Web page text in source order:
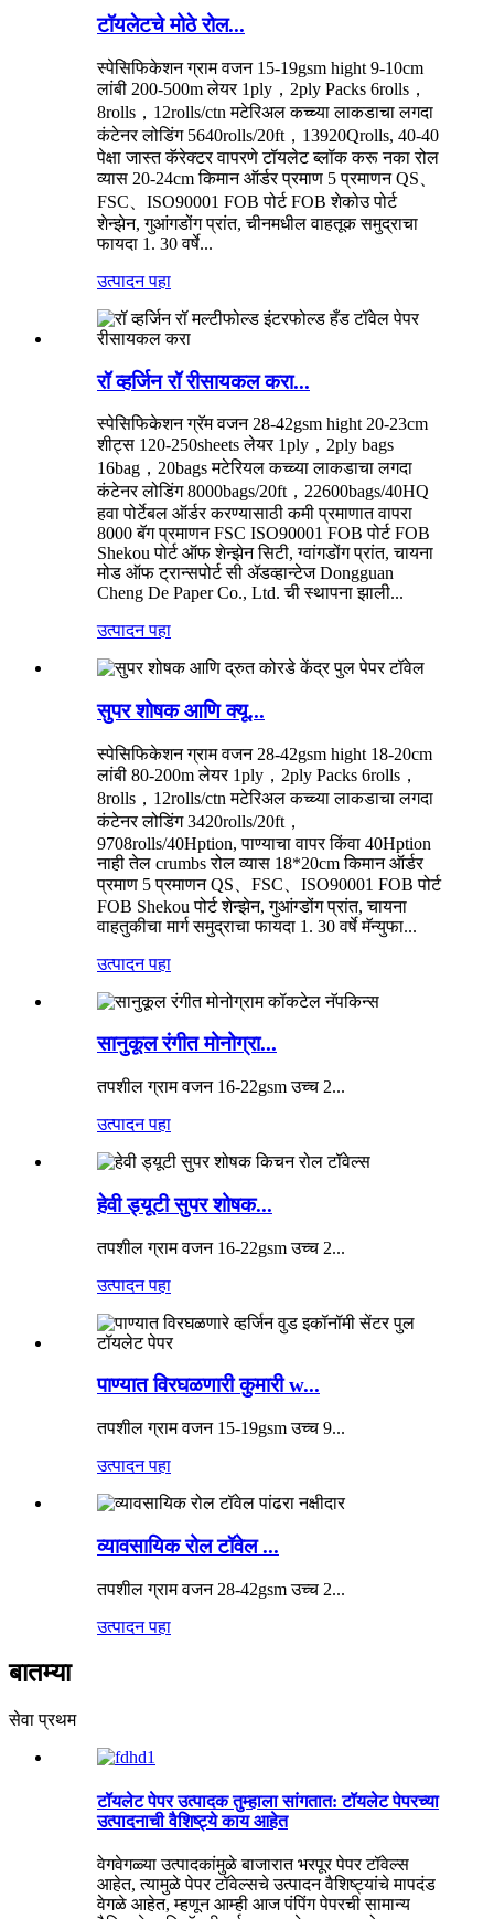
टॉयलेटचे मोठे रोल...
स्पेसिफिकेशन ग्राम वजन 15-19gsm hight 9-10cm
लांबी 200-500m लेयर 1ply，2ply Packs 6rolls，
8rolls，12rolls/ctn मटेरिअल कच्च्या लाकडाचा लगदा
कंटेनर लोडिंग 5640rolls/20ft，13920Qrolls, 40-40
पेक्षा जास्त कॅरेक्टर वापरणे टॉयलेट ब्लॉक करू नका रोल
व्यास 20-24cm किमान ऑर्डर प्रमाण 5 प्रमाणन QS、
FSC、ISO90001 FOB पोर्ट FOB शेकोउ पोर्ट
शेन्झेन, गुआंगडोंग प्रांत, चीनमधील वाहतूक समुद्राचा
फायदा 1. 30 वर्षे...
उत्पादन पहा
रॉ व्हर्जिन रॉ रीसायकल करा...
स्पेसिफिकेशन ग्रॅम वजन 28-42gsm hight 20-23cm
शीट्स 120-250sheets लेयर 1ply，2ply bags
16bag，20bags मटेरियल कच्च्या लाकडाचा लगदा
कंटेनर लोडिंग 8000bags/20ft，22600bags/40HQ
हवा पोर्टेबल ऑर्डर करण्यासाठी कमी प्रमाणात वापरा
8000 बॅग प्रमाणन FSC ISO90001 FOB पोर्ट FOB
Shekou पोर्ट ऑफ शेन्झेन सिटी, ग्वांगडोंग प्रांत, चायना
मोड ऑफ ट्रान्सपोर्ट सी ॲडव्हान्टेज Dongguan
Cheng De Paper Co., Ltd. ची स्थापना झाली...
उत्पादन पहा
सुपर शोषक आणि क्यू...
स्पेसिफिकेशन ग्राम वजन 28-42gsm hight 18-20cm
लांबी 80-200m लेयर 1ply，2ply Packs 6rolls，
8rolls，12rolls/ctn मटेरिअल कच्च्या लाकडाचा लगदा
कंटेनर लोडिंग 3420rolls/20ft，
9708rolls/40Hption, पाण्याचा वापर किंवा 40Hption
नाही तेल crumbs रोल व्यास 18*20cm किमान ऑर्डर
प्रमाण 5 प्रमाणन QS、FSC、ISO90001 FOB पोर्ट
FOB Shekou पोर्ट शेन्झेन, गुआंग्डोंग प्रांत, चायना
वाहतुकीचा मार्ग समुद्राचा फायदा 1. 30 वर्षे मॅन्युफा...
उत्पादन पहा
सानुकूल रंगीत मोनोग्रा...
तपशील ग्राम वजन 16-22gsm उच्च 2...
उत्पादन पहा
हेवी ड्यूटी सुपर शोषक...
तपशील ग्राम वजन 16-22gsm उच्च 2...
उत्पादन पहा
पाण्यात विरघळणारी कुमारी w...
तपशील ग्राम वजन 15-19gsm उच्च 9...
उत्पादन पहा
व्यावसायिक रोल टॉवेल ...
तपशील ग्राम वजन 28-42gsm उच्च 2...
उत्पादन पहा
बातम्या
सेवा प्रथम
टॉयलेट पेपर उत्पादक तुम्हाला सांगतात: टॉयलेट पेपरच्या
उत्पादनाची वैशिष्ट्ये काय आहेत
वेगवेगळ्या उत्पादकांमुळे बाजारात भरपूर पेपर टॉवेल्स
आहेत, त्यामुळे पेपर टॉवेल्सचे उत्पादन वैशिष्ट्यांचे मापदंड
वेगळे आहेत, म्हणून आम्ही आज पंपिंग पेपरची सामान्य